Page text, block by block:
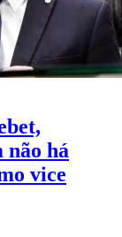
não há
vice